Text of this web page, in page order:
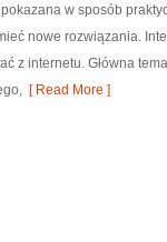
w sposób
nowe rozwiązania.
z internetu. Główna
[ Read More ]